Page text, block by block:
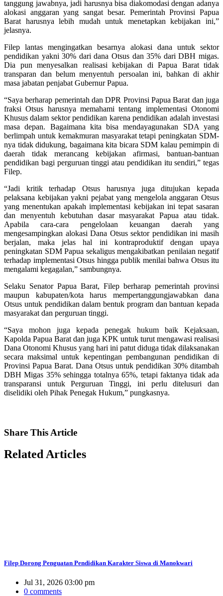
tanggung jawabnya, jadi harusnya bisa diakomodasi dengan adanya
alokasi anggaran yang sangat besar. Pemerintah Provinsi Papua
Barat harusnya lebih mudah untuk menetapkan kebijakan ini,”
jelasnya.
Filep lantas mengingatkan besarnya alokasi dana untuk sektor
pendidikan yakni 30% dari dana Otsus dan 35% dari DBH migas.
Dia pun menyesalkan realisasi kebijakan di Papua Barat tidak
transparan dan belum menyentuh persoalan ini, bahkan di akhir
masa jabatan penjabat Gubernur Papua.
“Saya berharap pemerintah dan DPR Provinsi Papua Barat dan juga
fraksi Otsus harusnya memahami tentang implementasi Otonomi
Khusus dalam sektor pendidikan karena pendidikan adalah investasi
masa depan. Bagaimana kita bisa mendayagunakan SDA yang
berlimpah untuk kemakmuran masyarakat tetapi peningkatan SDM-
nya tidak didukung, bagaimana kita bicara SDM kalau pemimpin di
daerah tidak merancang kebijakan afirmasi, bantuan-bantuan
pendidikan bagi perguruan tinggi atau pendidikan itu sendiri,” tegas
Filep.
“Jadi kritik terhadap Otsus harusnya juga ditujukan kepada
pelaksana kebijakan yakni pejabat yang mengelola anggaran Otsus
yang menentukan apakah implementasi kebijakan ini tepat sasaran
dan menyentuh kebutuhan dasar masyarakat Papua atau tidak.
Apabila cara-cara pengelolaan keuangan daerah yang
mengesampingkan alokasi Dana Otsus sektor pendidikan ini masih
berjalan, maka jelas hal ini kontraproduktif dengan upaya
peningkatan SDM Papua sekaligus mengakibatkan penilaian negatif
terhadap implementasi Otsus hingga publik menilai bahwa Otsus itu
mengalami kegagalan,” sambungnya.
Selaku Senator Papua Barat, Filep berharap pemerintah provinsi
maupun kabupaten/kota harus mempertanggungjawabkan dana
Otsus untuk pendidikan dalam bentuk program dan bantuan kepada
masyarakat dan perguruan tinggi.
“Saya mohon juga kepada penegak hukum baik Kejaksaan,
Kapolda Papua Barat dan juga KPK untuk turut mengawasi realisasi
Dana Otonomi Khusus yang hari ini patut diduga tidak dilaksanakan
secara maksimal untuk kepentingan pembangunan pendidikan di
Provinsi Papua Barat. Dana Otsus untuk pendidikan 30% ditambah
DBH Migas 35% sehingga totalnya 65%, tetapi faktanya tidak ada
transparansi untuk Perguruan Tinggi, ini perlu ditelusuri dan
diselidiki oleh Pihak Penegak Hukum,” pungkasnya.
Share This Article
RelatedArticles
Filep Dorong Penguatan Pendidikan Karakter Siswa di Manokwari
Jul 31, 2026 03:00 pm
0 comments